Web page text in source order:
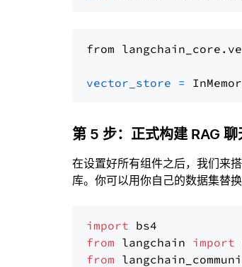
from
vector_store =
第 5 步：正式构建 RAG
在设置好所有组件之后，我们来
库。你可以用你自己的数据集替
import
from langchain import
from